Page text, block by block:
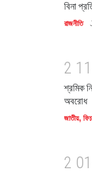
বিনা
রাজনীতি
2 1 1
শ্রমিক
অবরোধ
জাতীয়,
2 01